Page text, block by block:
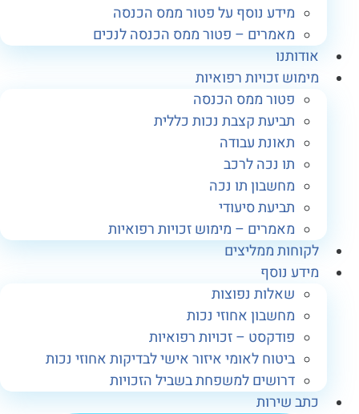
מידע נוסף על פטור ממס הכנסה
מאמרים – פטור ממס הכנסה לנכים
זכויות רפואיות
פטור ממס הכנסה
תביעת קצבת נכות כללית
תאונת עבודה
תו נכה לרכב
מחשבון תו נכה
תביעת סיעודי
מאמרים – מימוש זכויות רפואיות
ממליצים
נוסף
שאלות נפוצות
מחשבון אחוזי נכות
פודקסט – זכויות רפואיות
ביטוח לאומי איזור אישי לבדיקות אחוזי נכות
דרושים למשפחת בשביל הזכויות
שירות